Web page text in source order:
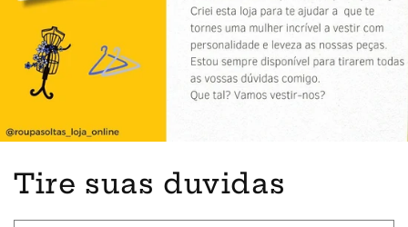
Tire suas duvidas